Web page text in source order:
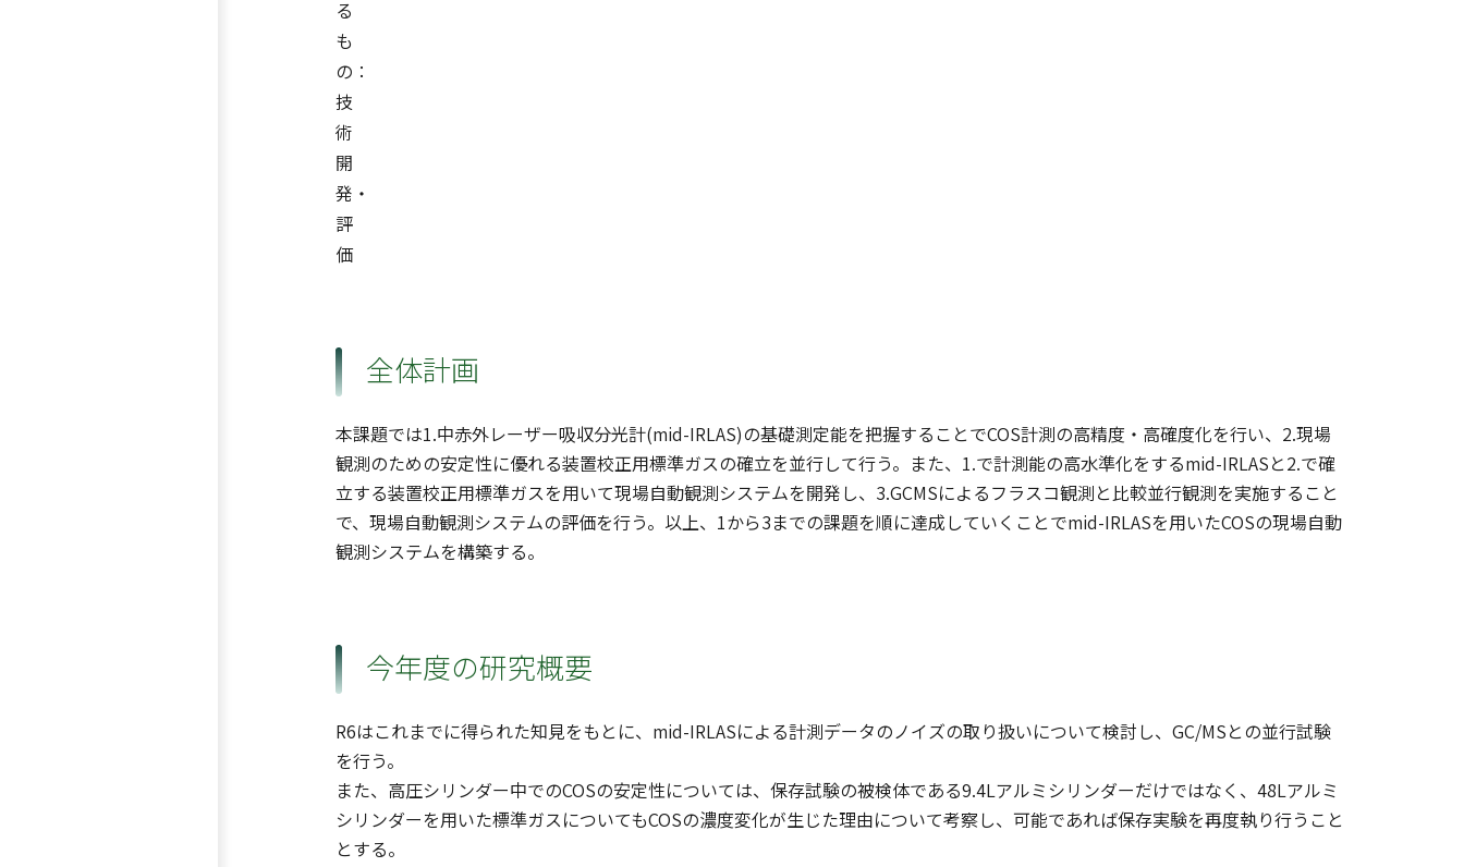
る
も
の：
技
術
開
発・
評
価
全体計画
本課題では1.中赤外レーザー吸収分光計(mid-IRLAS)の基礎測定能を把握することでCOS計測の高精度・高確度化を行い、2.現場
観測のための安定性に優れる装置校正用標準ガスの確立を並行して行う。また、1.で計測能の高水準化をするmid-IRLASと2.で確
立する装置校正用標準ガスを用いて現場自動観測システムを開発し、3.GCMSによるフラスコ観測と比較並行観測を実施すること
で、現場自動観測システムの評価を行う。以上、1から3までの課題を順に達成していくことでmid-IRLASを用いたCOSの現場自動
観測システムを構築する。
今年度の研究概要
R6はこれまでに得られた知見をもとに、mid-IRLASによる計測データのノイズの取り扱いについて検討し、GC/MSとの並行試験
を行う。
また、高圧シリンダー中でのCOSの安定性については、保存試験の被検体である9.4Lアルミシリンダーだけではなく、48Lアルミ
シリンダーを用いた標準ガスについてもCOSの濃度変化が生じた理由について考察し、可能であれば保存実験を再度執り行うこと
とする。